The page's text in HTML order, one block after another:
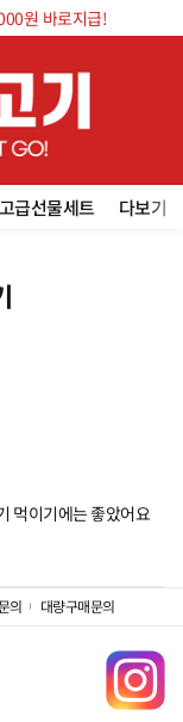
원 바로지급!
고급선물세트 다보기
먹이기에는 좋았어요
의 대량구매문의